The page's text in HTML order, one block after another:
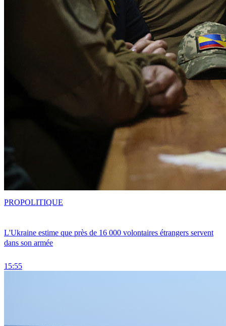
L'Ukraine estime que près de 16 000 volontaires étrangers servent
dans son armée
15:55
PROPOLITIQUE